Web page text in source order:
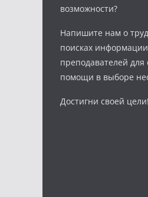
возможности?
Напишите нам о
поисках
преподавателей
помощи в выборе
Достигни своей цели!